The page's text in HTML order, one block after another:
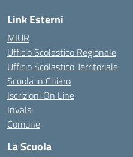
Link Esterni
MIUR
Ufficio Scolastico Regionale
Ufficio Scolastico Territoriale
Scuola in Chiaro
Iscrizioni On Line
Invalsi
Comune
La Scuola